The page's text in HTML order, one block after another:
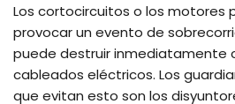
Los cortocircuitos o los motores
provocar un evento de
puede destruir inmediatamente
cableados eléctricos. Los
que evitan esto son los